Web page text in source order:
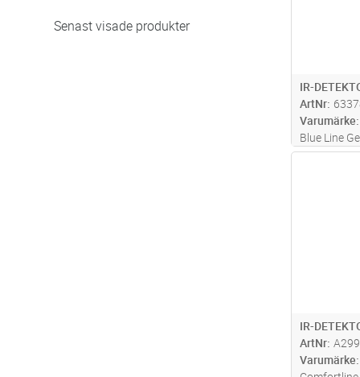
Senast visade produkter
IR-
ArtNr
Varumärke
Blue Line
BPQ2-
sensorer
IR-
ArtNr
Varumärke